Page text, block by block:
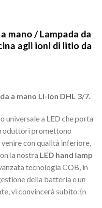
mano / Lampada da
agli ioni di litio da
a mano Li-Ion DHL 3/7.
universale a LED che porta
promettono
con qualità inferiore,
la nostra LED hand lamp
tecnologia COB, in
della batteria e un
vi convincerà subito. {n